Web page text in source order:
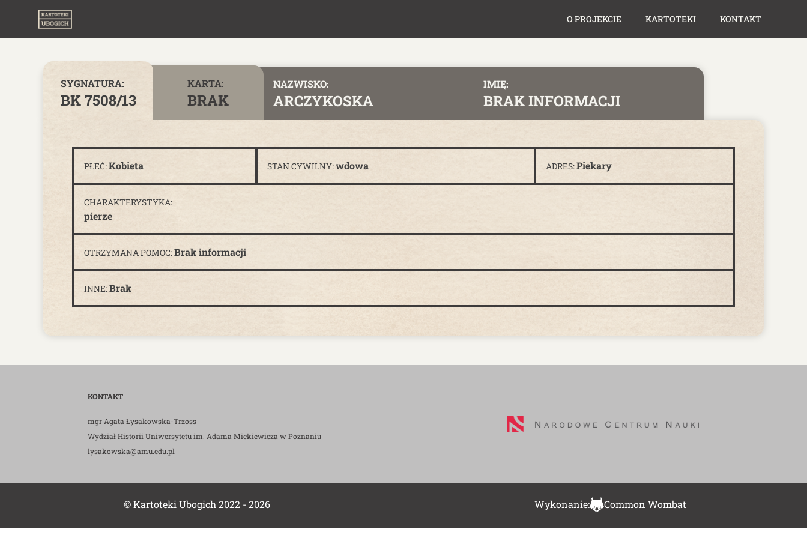
O PROJEKCIE KARTOTEKI KONTAKT
SYGNATURA:
BK 7508/13
KARTA:
BRAK
NAZWISKO:
ARCZYKOSKA
IMIĘ:
BRAK INFORMACJI
PŁEĆ:Kobieta STAN CYWILNY:wdowa ADRES:Piekary
CHARAKTERYSTYKA:
pierze
OTRZYMANA POMOC:Brak informacji
INNE:Brak
KONTAKT
mgr Agata Łysakowska-Trzoss
Wydział Historii Uniwersytetu im. Adama Mickiewicza w Poznaniu
lysakowska@amu.edu.pl
© Kartoteki Ubogich 2022 - 2026 Wykonanie: Common Wombat